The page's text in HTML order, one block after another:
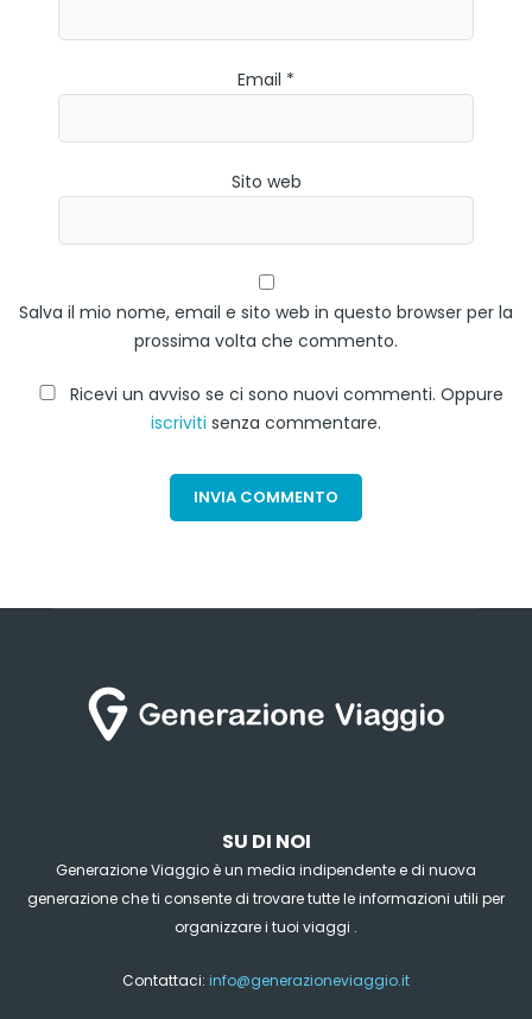
Email *
Sito web
Salva il mio nome, email e sito web in questo browser per la
prossima volta che commento.
Ricevi un avviso se ci sono nuovi commenti. Oppure
iscriviti senza commentare.
SU DI NOI
Generazione Viaggio è un media indipendente e di nuova
generazione che ti consente di trovare tutte le informazioni utili per
organizzare i tuoi viaggi .
Contattaci: info@generazioneviaggio.it